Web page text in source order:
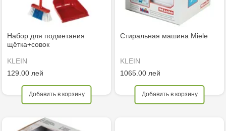
Набор для подметания
щётка+совок
KLEIN
129.00 лей
Добавить в корзину
Стиральная машина Miele
KLEIN
1065.00 лей
Добавить в корзину